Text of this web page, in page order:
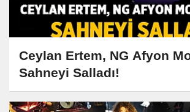
Ceylan Ertem, NG Afyon
Sahneyi Salladı!